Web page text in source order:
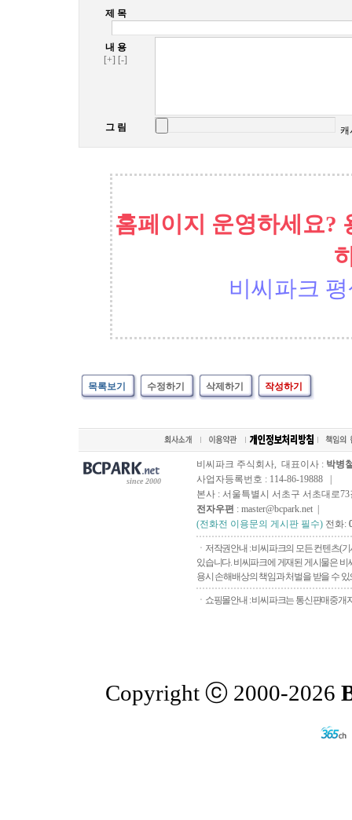
제 목
내 용
[+] [-]
그 림 캐
홈페이지 운영하세요?
비씨파크
목록보기 수정하기 삭제하기 작성하기
since 2000
비씨파크 주식회사, 대표이사 : 박병
사업자등록번호 : 114-86-19888 |
본사 : 서울특별시 서초구 서초대로73
전자우편 : master@bcpark.net |
(전화전 이용문의 게시판 필수) 전화:
ㆍ저작권안내 : 비씨파크의 모든 컨텐츠(
있습니다. 비씨파크에 게재된 게시물은
용시 손해배상의 책임과 처벌을 받을 수
ㆍ쇼핑몰안내 : 비씨파크는 통신판매중개
Copyright ⓒ 2000-2026